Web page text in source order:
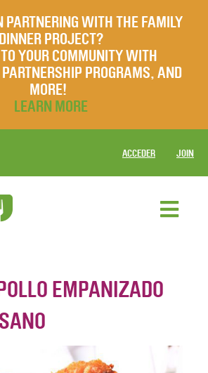
PARTNERING WITH THE FAMILY
DINNER PROJECT?
YOUR COMMUNITY WITH
PROGRAMS, AND
MORE!
LEARN MORE
ACCEDER JOIN
EMPANIZADO